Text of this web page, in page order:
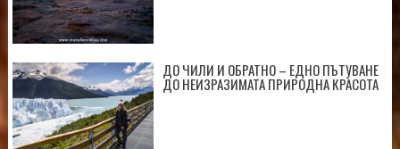
ДО ЧИЛИ И ОБРАТНО – ЕДНО ПЪТУВАНЕ
ДО НЕИЗРАЗИМАТА ПРИРОДНА КРАСОТА